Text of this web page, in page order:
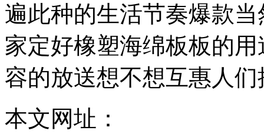
遍此种的生活节奏爆款
家定好橡塑海绵板板的
容的放送想不想互惠人
本文网址：